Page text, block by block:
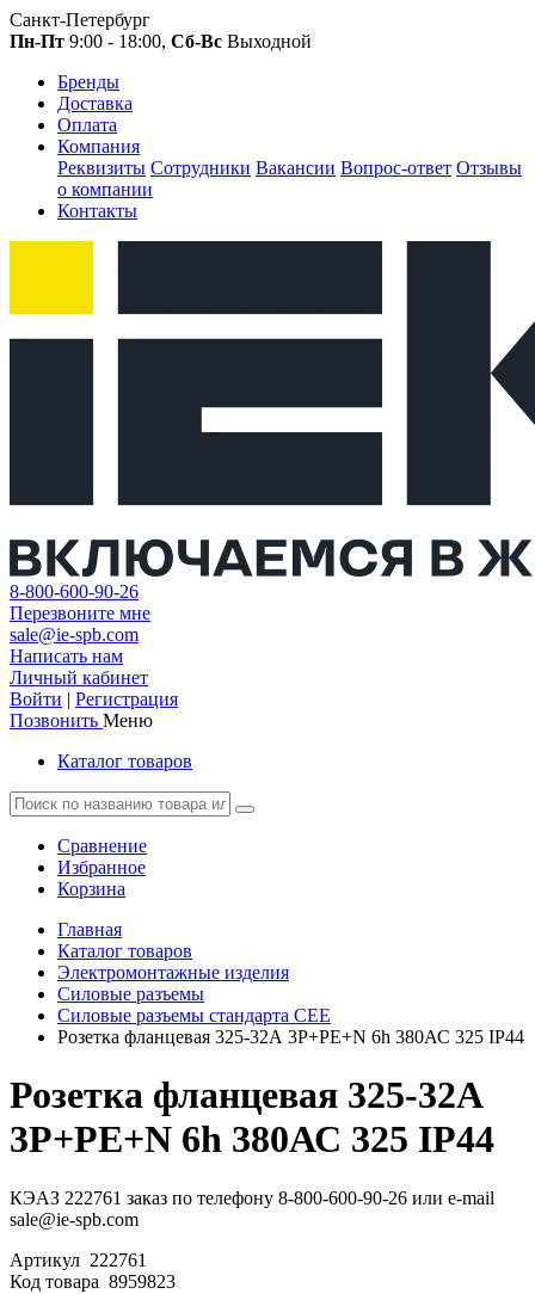
Санкт-Петербург
Пн-Пт 9:00 - 18:00, Сб-Вс Выходной
Бренды
Доставка
Оплата
Компания
Реквизиты Сотрудники Вакансии Вопрос-ответ Отзывы
о компании
Контакты
8-800-600-90-26
Перезвоните мне
sale@ie-spb.com
Написать нам
Личный кабинет
Войти | Регистрация
Позвонить Меню
Каталог товаров
Сравнение
Избранное
Корзина
Главная
Каталог товаров
Электромонтажные изделия
Силовые разъемы
Силовые разъемы стандарта CEE
Розетка фланцевая 325-32А 3P+PE+N 6h 380АС 325 IP44
Розетка фланцевая 325-32А
3P+PE+N 6h 380АС 325 IP44
КЭАЗ 222761 заказ по телефону 8-800-600-90-26 или e-mail
sale@ie-spb.com
Артикул 222761
Код товара 8959823